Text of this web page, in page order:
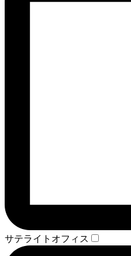
サテライトオフィス